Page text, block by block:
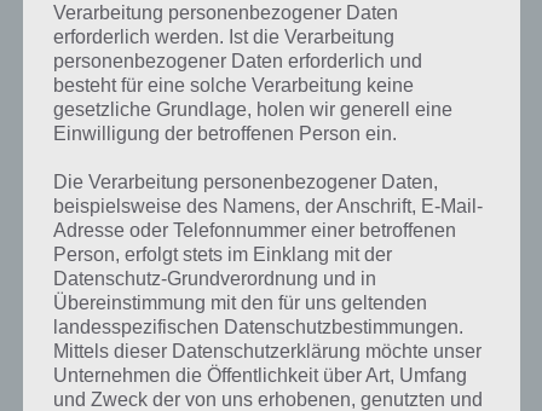
Verarbeitung personenbezogener Daten
erforderlich werden. Ist die Verarbeitung
personenbezogener Daten erforderlich und
besteht für eine solche Verarbeitung keine
gesetzliche Grundlage, holen wir generell eine
Einwilligung der betroffenen Person ein.
Die Verarbeitung personenbezogener Daten,
beispielsweise des Namens, der Anschrift, E-Mail-
Adresse oder Telefonnummer einer betroffenen
Person, erfolgt stets im Einklang mit der
Datenschutz-Grundverordnung und in
Übereinstimmung mit den für uns geltenden
landesspezifischen Datenschutzbestimmungen.
Mittels dieser Datenschutzerklärung möchte unser
Unternehmen die Öffentlichkeit über Art, Umfang
und Zweck der von uns erhobenen, genutzten und